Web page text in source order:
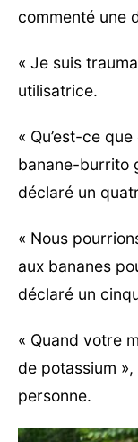
commenté une
« Je suis
utilisatrice.
« Qu’est-ce
banane-burrito
déclaré un
« Nous
aux bananes
déclaré un
« Quand votre
de potassium
personne.